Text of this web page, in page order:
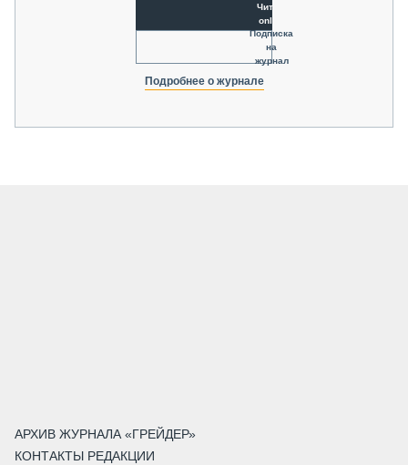
Читать
online
Подписка
на
журнал
Подробнее о журнале
АРХИВ ЖУРНАЛА «ГРЕЙДЕР»
КОНТАКТЫ РЕДАКЦИИ